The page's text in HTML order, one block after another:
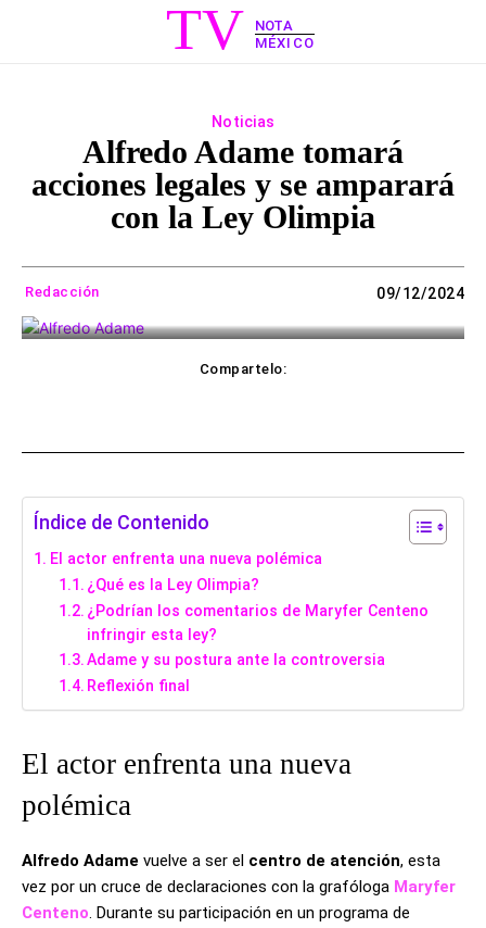
TV
NOTA
MÉXICO
Noticias
Alfredo Adame tomará
acciones legales y se amparará
con la Ley Olimpia
Redacción 09/12/2024
Compartelo:
Índice de Contenido
El actor enfrenta una nueva polémica
¿Qué es la Ley Olimpia?
¿Podrían los comentarios de Maryfer Centeno
infringir esta ley?
Adame y su postura ante la controversia
Reflexión final
El actor enfrenta una nueva
polémica
Alfredo Adame vuelve a ser el centro de atención, esta
vez por un cruce de declaraciones con la grafóloga Maryfer
Centeno. Durante su participación en un programa de